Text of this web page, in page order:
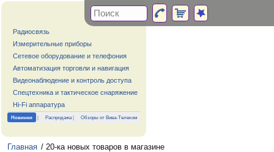
Радиосвязь
Измерительные приборы
Сетевое оборудование и телефония
Автоматизация торговли и навигация
Видеонаблюдение и контроль доступа
Спецтехника и тактическое снаряжение
Hi-Fi аппаратура
Новинки | Распродажа| Обзоры от Вива-Телеком
Главная / 20-ка новых товаров в магазине